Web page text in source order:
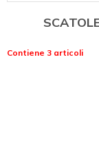
Contiene 3 articoli